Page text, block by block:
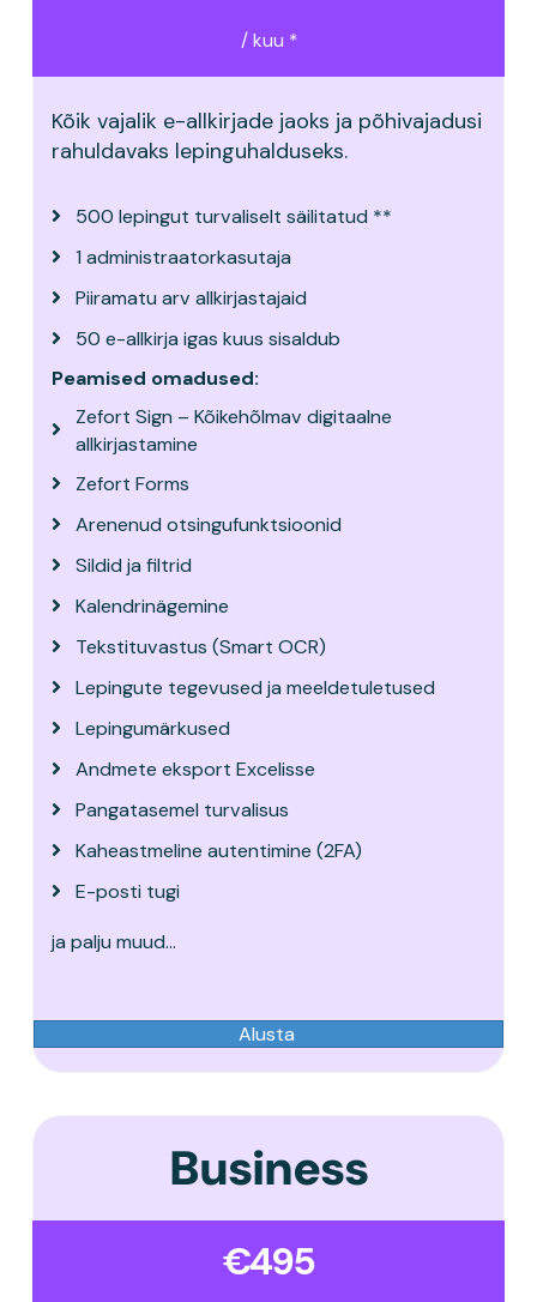
/ kuu *
Kõik vajalik e-allkirjade jaoks ja põhivajadusi
rahuldavaks lepinguhalduseks.
500 lepingut turvaliselt säilitatud **
1 administraatorkasutaja
Piiramatu arv allkirjastajaid
50 e-allkirja igas kuus sisaldub
Peamised omadused:
Zefort Sign – Kõikehõlmav digitaalne
allkirjastamine
Zefort Forms
Arenenud otsingufunktsioonid
Sildid ja filtrid
Kalendrinägemine
Tekstituvastus (Smart OCR)
Lepingute tegevused ja meeldetuletused
Lepingumärkused
Andmete eksport Excelisse
Pangatasemel turvalisus
Kaheastmeline autentimine (2FA)
E-posti tugi
ja palju muud...
Alusta
Business
€495